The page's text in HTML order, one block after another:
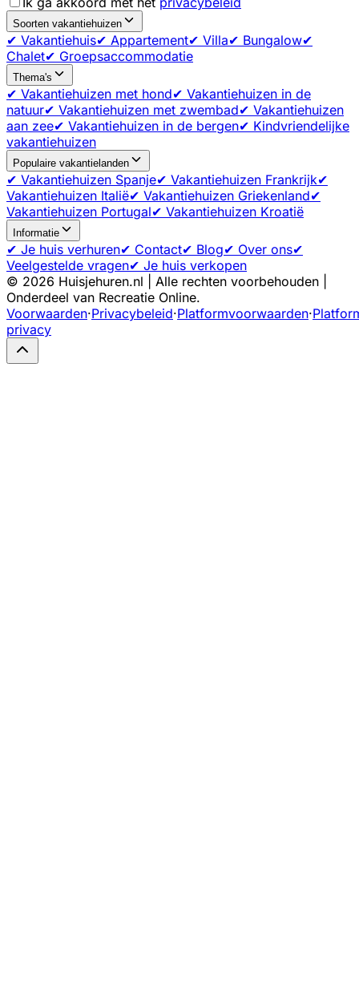
Soorten vakantiehuizen
✔ Vakantiehuis✔ Appartement✔ Villa✔ Bungalow✔
Chalet✔ Groepsaccommodatie
Thema's
✔ Vakantiehuizen met hond✔ Vakantiehuizen in de
natuur✔ Vakantiehuizen met zwembad✔ Vakantiehuizen
aan zee✔ Vakantiehuizen in de bergen✔ Kindvriendelijke
vakantiehuizen
Populaire vakantielanden
✔ Vakantiehuizen Spanje✔ Vakantiehuizen Frankrijk✔
Vakantiehuizen Italië✔ Vakantiehuizen Griekenland✔
Vakantiehuizen Portugal✔ Vakantiehuizen Kroatië
Informatie
✔ Je huis verhuren✔ Contact✔ Blog✔ Over ons✔
Veelgestelde vragen✔ Je huis verkopen
© 2026 Huisjehuren.nl | Alle rechten voorbehouden |
Onderdeel van Recreatie Online.
Voorwaarden·Privacybeleid·Platformvoorwaarden·
privacy